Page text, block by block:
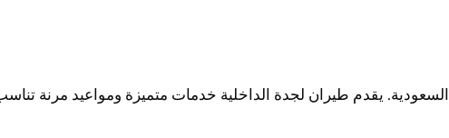
يقدم طيران لجدة الداخلية خدمات متميزة ومواعيد مرنة